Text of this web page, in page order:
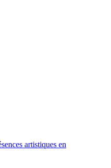
artistiques en